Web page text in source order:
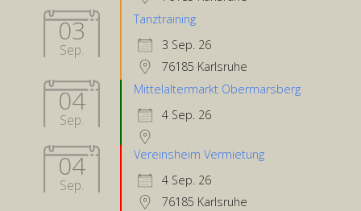
03
Sep.
Tanztraining
3 Sep. 26
76185 Karlsruhe
04
Sep.
Mittelaltermarkt Obermarsberg
4 Sep. 26
04
Sep.
Vereinsheim Vermietung
4 Sep. 26
76185 Karlsruhe